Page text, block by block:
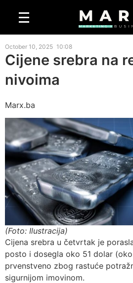
October 10, 2025 10:08
Cijene srebra na
nivoima
Marx.ba
(Foto: Ilustracija)
Cijena srebra u četvrtak je
posto i dosegla oko 51 dolar
prvenstveno zbog rastuće
sigurnijom imovinom.